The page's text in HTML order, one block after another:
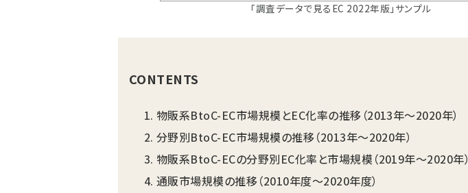
「調査データで見るEC 2022年版」サンプル
CONTENTS
物販系BtoC-EC市場規模とEC化率の推移（2013年〜2020年）
分野別BtoC-EC市場規模の推移（2013年〜2020年）
物販系BtoC-ECの分野別EC化率と市場規模（2019年〜2020年）
通販市場規模の推移（2010年度〜2020年度）